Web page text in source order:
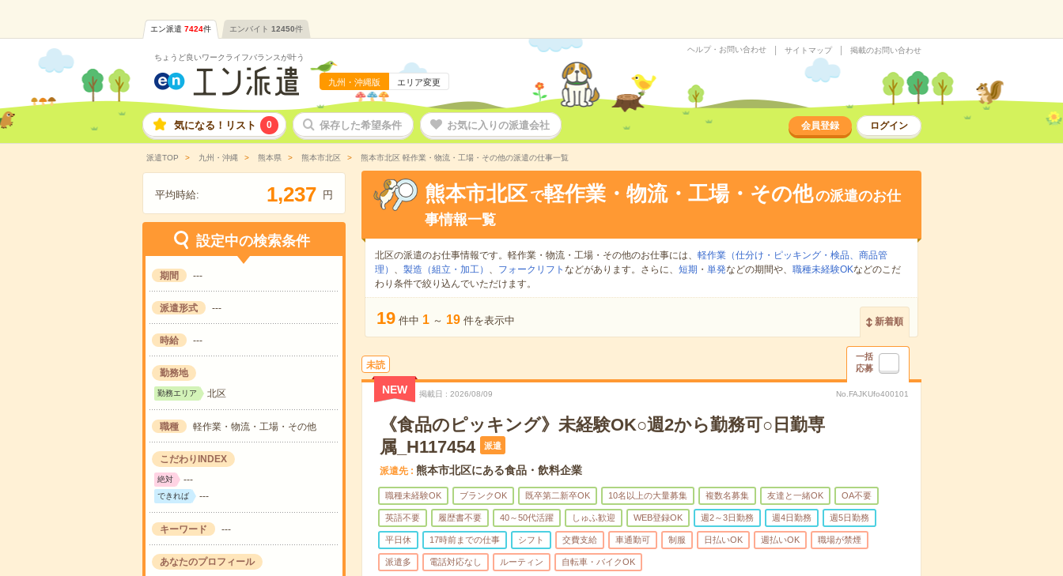
エン派遣 7424件 エンバイト 12450件
ちょうど良いワークライフバランスが叶う
九州・沖縄版 エリア変更
ヘルプ・お問い合わせ サイトマップ 掲載のお問い合わせ
気になる！リスト 0 保存した希望条件 お気に入りの派遣会社 会員登録 ログイン
派遣TOP 九州・沖縄 熊本県 熊本市北区 熊本市北区 軽作業・物流・工場・その他の派遣の仕事一覧
平均時給: 1,237 円
設定中の検索条件
期間 ---
派遣形式 ---
時給 ---
勤務地
勤務エリア 北区
職種 軽作業・物流・工場・その他
こだわりINDEX
絶対 ---
できれば ---
キーワード ---
あなたのプロフィール
熊本市北区 で軽作業・物流・工場・その他の派遣のお仕
事情報一覧
北区の派遣のお仕事情報です。軽作業・物流・工場・その他のお仕事には、 軽作業（仕分け・ピッキング・検品、商品管
理） 、 製造（組立・加工） 、 フォークリフト などがあります。さらに、 短期 ・ 単発などの期間や、 職種未経験OKなどのこだ
わり条件で絞り込んでいただけます。
19 件中 1 ～ 19 件を表示中 新着順
未読
一括
応募
NEW 掲載日 2026/08/09 No.FAJKUfo400101
《食品のピッキング》未経験OK○週2から勤務可○日勤専
属_H117454
派遣
派遣先 熊本市北区にある食品・飲料企業
職種未経験OK ブランクOK 既卒第二新卒OK 10名以上の大量募集 複数名募集 友達と一緒OK OA不要
英語不要 履歴書不要 40～50代活躍 しゅふ歓迎 WEB登録OK 週2～3日勤務 週4日勤務 週5日勤務
平日休 17時前までの仕事 シフト 交費支給 車通勤可 制服 日払いOK 週払いOK 職場が禁煙
派遣多 電話対応なし ルーティン 自転車・バイクOK